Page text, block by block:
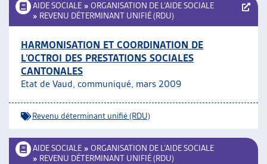
RESSOURCES
THÉMATIQUES
AUTRES
ARTIAS
L’ASSOCIATION
PROJETS ET ACTIVITÉS
JOURNÉES D’AUTOMNE
AIDE SOCIALE » ORGANISATION DE L’AIDE SOCIALE
» REVENU DÉTERMINANT UNIFIÉ (RDU)
HARMONISATION ET COORDINATION DE
L’OCTROI DES PRESTATIONS SOCIALES
CANTONALES
Etat de Vaud, communiqué, mars 2009
Revenu déterminant unifié (RDU)
AIDE SOCIALE » ORGANISATION DE L’AIDE SOCIALE
» REVENU DÉTERMINANT UNIFIÉ (RDU)